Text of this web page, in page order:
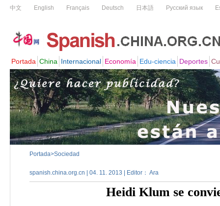
Portada>Sociedad
spanish.china.org.cn | 04. 11. 2013 | Editor： Ara
Heidi Klum se